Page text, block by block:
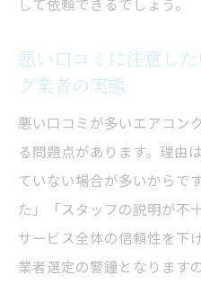
悪い口コミに注意し
グ業者の実態
悪い口コミが多いエアコン
る問題点があります。理由
ていない場合が多いからで
た」「スタッフの説明が不
サービス全体の信頼性を下
業者選定の警鐘となります